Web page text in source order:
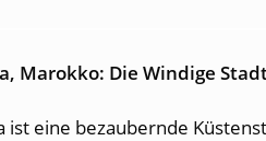
Marokko: Die Windige
ist eine bezaubernde